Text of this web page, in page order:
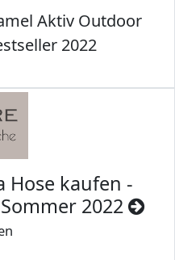
Aktiv Outdoor
2022
Hose kaufen -
2022